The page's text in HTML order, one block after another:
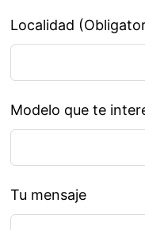
Localidad
Modelo que te
Tu mensaje